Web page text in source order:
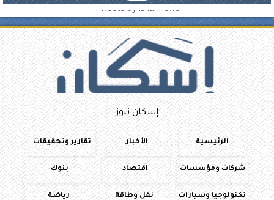
Tweets by iskannews
إسكان نيوز
الرئيسية الأخبار تقارير وتحقيقات
شركات ومؤسسات اقتصاد بنوك
تكنولوجيا وسيارات نقل وطاقة رياضة